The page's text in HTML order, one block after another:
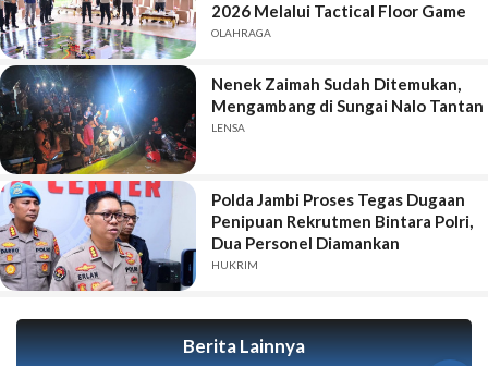
2026 Melalui Tactical Floor Game
OLAHRAGA
Nenek Zaimah Sudah Ditemukan,
Mengambang di Sungai Nalo Tantan
LENSA
Polda Jambi Proses Tegas Dugaan
Penipuan Rekrutmen Bintara Polri,
Dua Personel Diamankan
HUKRIM
Berita Lainnya